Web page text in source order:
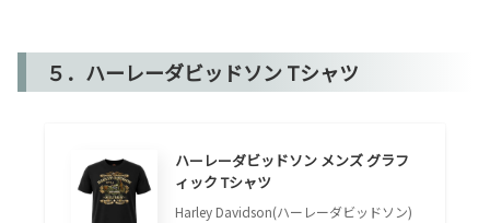
５．ハーレーダビッドソン Tシャツ
ハーレーダビッドソン メンズ グラフ
ィック Tシャツ
Harley Davidson(ハーレーダビッドソン)